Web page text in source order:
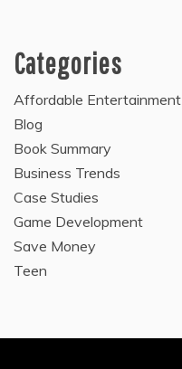
Categories
Affordable Entertainment
Blog
Book Summary
Business Trends
Case Studies
Game Development
Save Money
Teen